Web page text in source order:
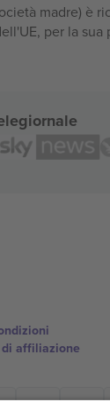
madre) è
per la sua
affiliazione